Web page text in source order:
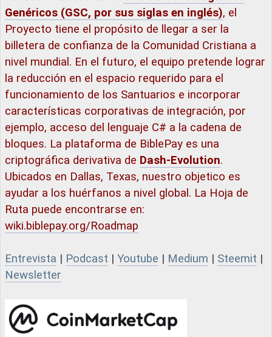
Genéricos (GSC, por sus siglas en inglés), el
Proyecto tiene el propósito de llegar a ser la
billetera de confianza de la Comunidad Cristiana a
nivel mundial. En el futuro, el equipo pretende lograr
la reducción en el espacio requerido para el
funcionamiento de los Santuarios e incorporar
características corporativas de integración, por
ejemplo, acceso del lenguaje C# a la cadena de
bloques. La plataforma de BiblePay es una
criptográfica derivativa de Dash-Evolution.
Ubicados en Dallas, Texas, nuestro objetico es
ayudar a los huérfanos a nivel global. La Hoja de
Ruta puede encontrarse en:
wiki.biblepay.org/Roadmap
Entrevista | Podcast | Youtube | Medium | Steemit |
Newsletter